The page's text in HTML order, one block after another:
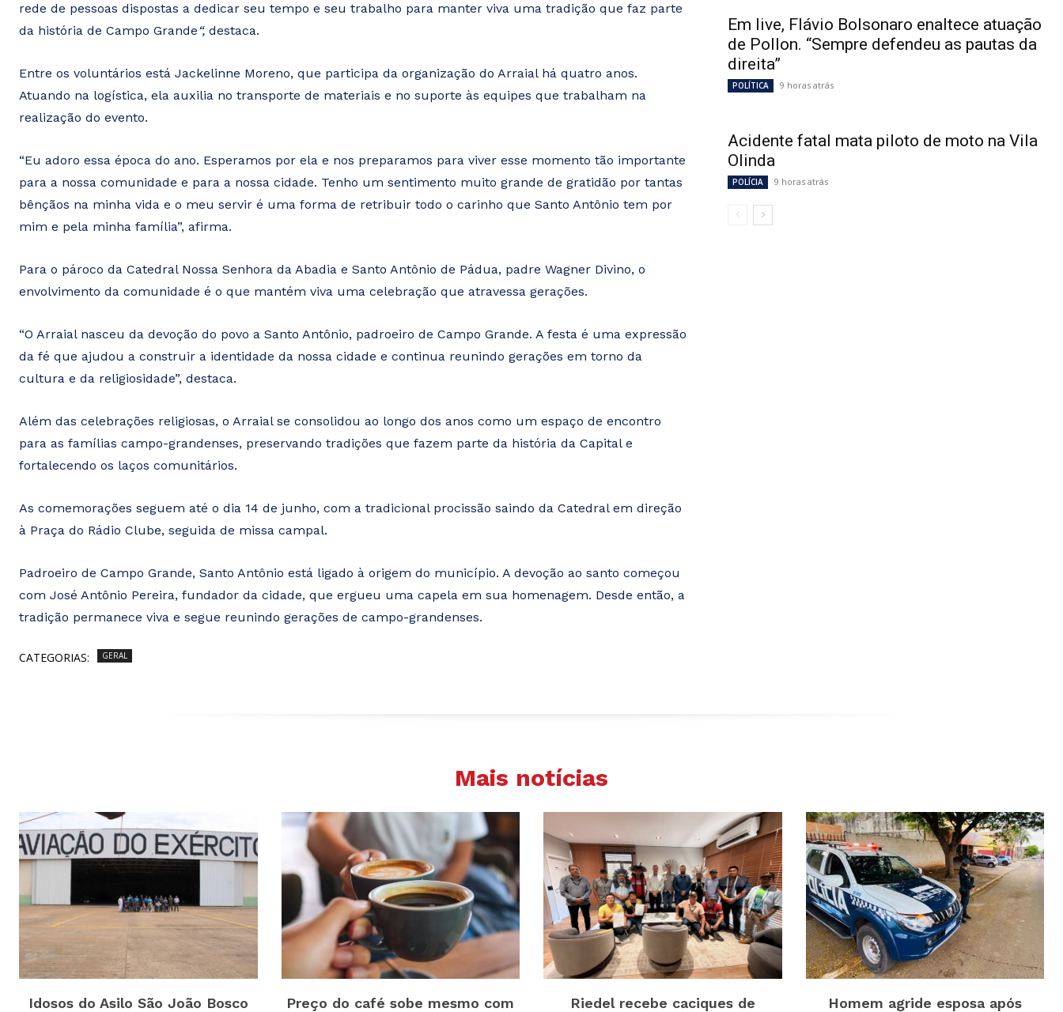
rede de pessoas dispostas a dedicar seu tempo e seu trabalho para manter viva uma tradição que faz parte
da história de Campo Grande “, destaca.
Entre os voluntários está Jackelinne Moreno, que participa da organização do Arraial há quatro anos.
Atuando na logística, ela auxilia no transporte de materiais e no suporte às equipes que trabalham na
realização do evento.
“Eu adoro essa época do ano. Esperamos por ela e nos preparamos para viver esse momento tão importante
para a nossa comunidade e para a nossa cidade. Tenho um sentimento muito grande de gratidão por tantas
bênçãos na minha vida e o meu servir é uma forma de retribuir todo o carinho que Santo Antônio tem por
mim e pela minha família”, afirma.
Para o pároco da Catedral Nossa Senhora da Abadia e Santo Antônio de Pádua, padre Wagner Divino, o
envolvimento da comunidade é o que mantém viva uma celebração que atravessa gerações.
“O Arraial nasceu da devoção do povo a Santo Antônio, padroeiro de Campo Grande. A festa é uma expressão
da fé que ajudou a construir a identidade da nossa cidade e continua reunindo gerações em torno da
cultura e da religiosidade”, destaca.
Além das celebrações religiosas, o Arraial se consolidou ao longo dos anos como um espaço de encontro
para as famílias campo-grandenses, preservando tradições que fazem parte da história da Capital e
fortalecendo os laços comunitários.
As comemorações seguem até o dia 14 de junho, com a tradicional procissão saindo da Catedral em direção
à Praça do Rádio Clube, seguida de missa campal.
Padroeiro de Campo Grande, Santo Antônio está ligado à origem do município. A devoção ao santo começou
com José Antônio Pereira, fundador da cidade, que ergueu uma capela em sua homenagem. Desde então, a
tradição permanece viva e segue reunindo gerações de campo-grandenses.
CATEGORIAS: GERAL
Em live, Flávio Bolsonaro enaltece atuação
de Pollon. “Sempre defendeu as pautas da
direita”
POLÍTICA 9 horas atrás
Acidente fatal mata piloto de moto na Vila
Olinda
POLÍCIA 9 horas atrás
Mais notícias
Idosos do Asilo São João Bosco
Preço do café sobe mesmo com
Riedel recebe caciques de
Homem agride esposa após